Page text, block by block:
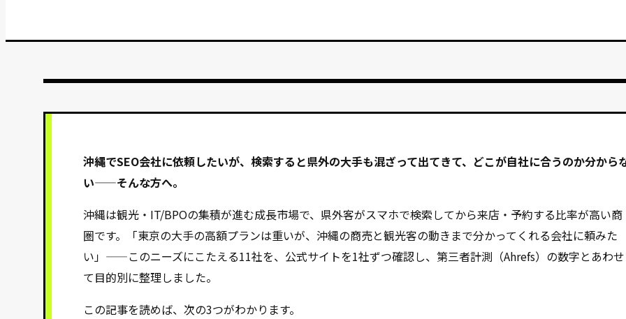
沖縄でSEO会社に依頼したいが、検索すると県外の大手も混ざって出てきて、どこが自社に合うのか分から
い——そんな方へ。
沖縄は観光・IT/BPOの集積が進む成長市場で、県外客がスマホで検索してから来店・予約する比率が高い商
圏です。「東京の大手の高額プランは重いが、沖縄の商売と観光客の動きまで分かってくれる会社に頼みた
い」——このニーズにこたえる11社を、公式サイトを1社ずつ確認し、第三者計測（Ahrefs）の数字とあわせ
て目的別に整理しました。
この記事を読めば、次の3つがわかります。